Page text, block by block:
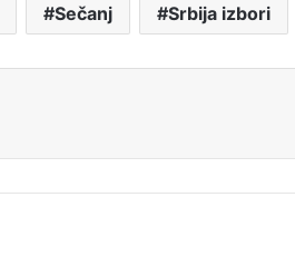
Sečanj Srbija izbori